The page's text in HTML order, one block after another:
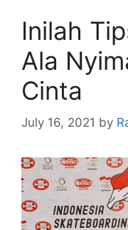
Inilah
Ala
Cinta
July 16, 2021 by